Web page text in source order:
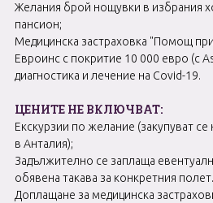
Желания брой нощувки в избрания
пансион;
Медицинска застраховка "Помощ
Евроинс с покритие 10 000 евро (с
диагностика и лечение на Covid-19.
ЦЕНИТЕ НЕ ВКЛЮЧВАТ:
Екскурзии по желание (закупуват се
в Анталия);
Задължително се заплаща
обявена такава за конкретния
Доплащане за медицинска